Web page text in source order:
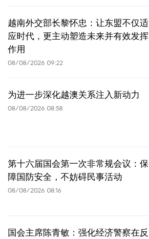
越南外交部长黎怀忠：让东盟不仅适
应时代，更主动塑造未来并有效发挥
作用
08/08/2026 09:22
为进一步深化越澳关系注入新动力
08/08/2026 08:58
第十六届国会第一次非常规会议：保
障国防安全，不妨碍民事活动
08/08/2026 08:16
国会主席陈青敏：强化经济警察在反